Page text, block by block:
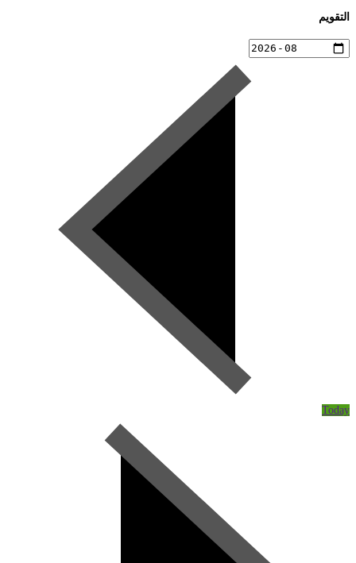
التقويم
Today